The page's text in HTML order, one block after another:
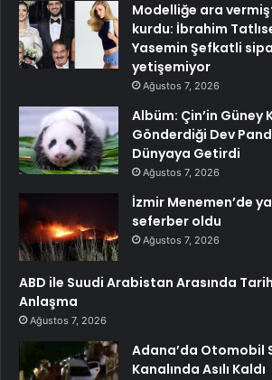
Modelliğe ara
kurdu: İbrahim
Yasemin Şefkatli
yetişemiyor
Ağustos 7, 2026
Albüm: Çin’in Güney
Gönderdiği Dev
Dünyaya Getirdi
Ağustos 7, 2026
İzmir Menemen’de
seferber oldu
Ağustos 7, 2026
ABD ile Suudi Arabistan Arasında
Anlaşma
Ağustos 7, 2026
Adana’da Otomobil
Kanalında Asılı Kaldı